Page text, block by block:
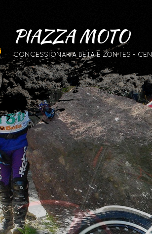
PIAZZA MOTO
CONCESSIONARIA BETA E ZONTES -